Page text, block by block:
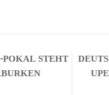
STEHT